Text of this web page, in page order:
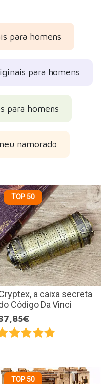
para homens
para homens
para homens
namorado
TOP 50
Cryptex, a caixa secreta
do Código Da Vinci
37,85€
TOP 50